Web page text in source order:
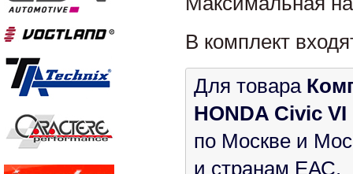
В комплект
Для товара
HONDA Civic
по Москве и
и странам ЕАС.